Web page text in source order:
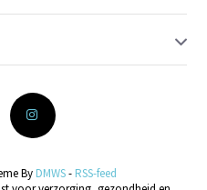
By DMWS- RSS-feed